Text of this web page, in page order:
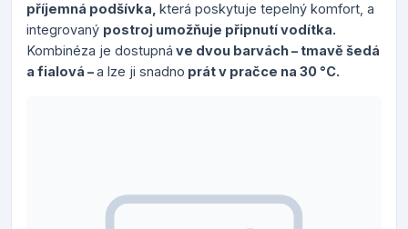
příjemná podšívka, která poskytuje tepelný komfort, a
integrovaný postroj umožňuje připnutí vodítka.
Kombinéza je dostupná ve dvou barvách – tmavě šedá
a fialová –a lze ji snadno prát v pračce na 30 °C.